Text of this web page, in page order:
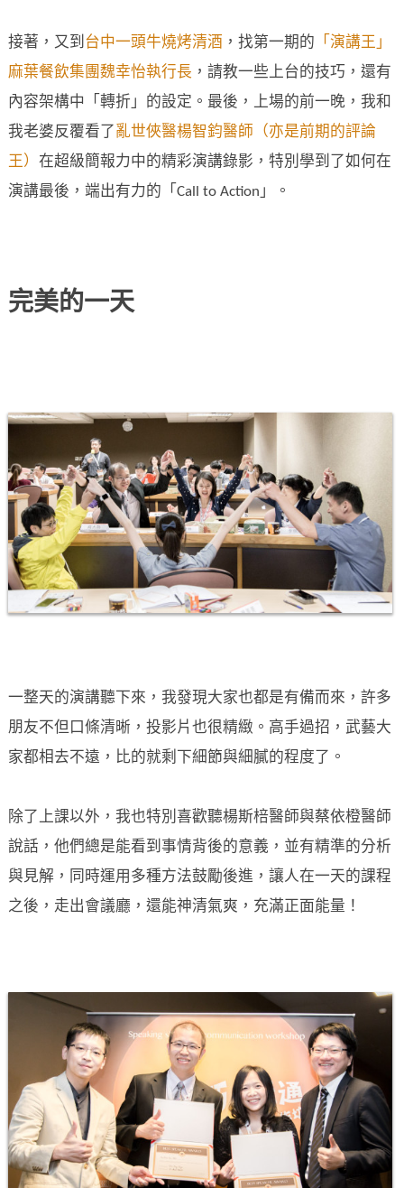
接著，又到 台中一頭牛燒烤清酒 ，找第一期的 「演講王」
麻葉餐飲集團魏幸怡執行長 ，請教一些上台的技巧，還有
內容架構中「轉折」的設定。最後，上場的前一晚，我和
我老婆反覆看了 亂世俠醫楊智鈞醫師（亦是前期的評論
王） 在超級簡報力中的精彩演講錄影，特別學到了如何在
演講最後，端出有力的「Call to Action」。
完美的一天
一整天的演講聽下來，我發現大家也都是有備而來，許多
朋友不但口條清晰，投影片也很精緻。高手過招，武藝大
家都相去不遠，比的就剩下細節與細膩的程度了。
除了上課以外，我也特別喜歡聽楊斯棓醫師與蔡依橙醫師
說話，他們總是能看到事情背後的意義，並有精準的分析
與見解，同時運用多種方法鼓勵後進，讓人在一天的課程
之後，走出會議廳，還能神清氣爽，充滿正面能量！